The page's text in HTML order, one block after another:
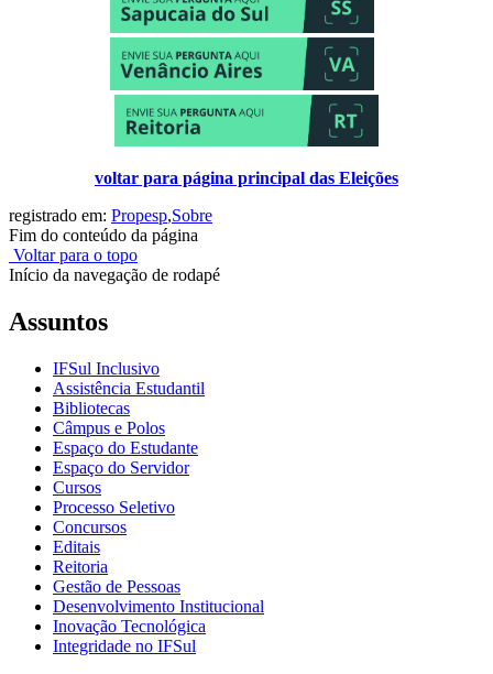
voltar para página principal das Eleições
registrado em: Propesp,Sobre
Fim do conteúdo da página
Voltar para o topo
Início da navegação de rodapé
Assuntos
IFSul Inclusivo
Assistência Estudantil
Bibliotecas
Câmpus e Polos
Espaço do Estudante
Espaço do Servidor
Cursos
Processo Seletivo
Concursos
Editais
Reitoria
Gestão de Pessoas
Desenvolvimento Institucional
Inovação Tecnológica
Integridade no IFSul